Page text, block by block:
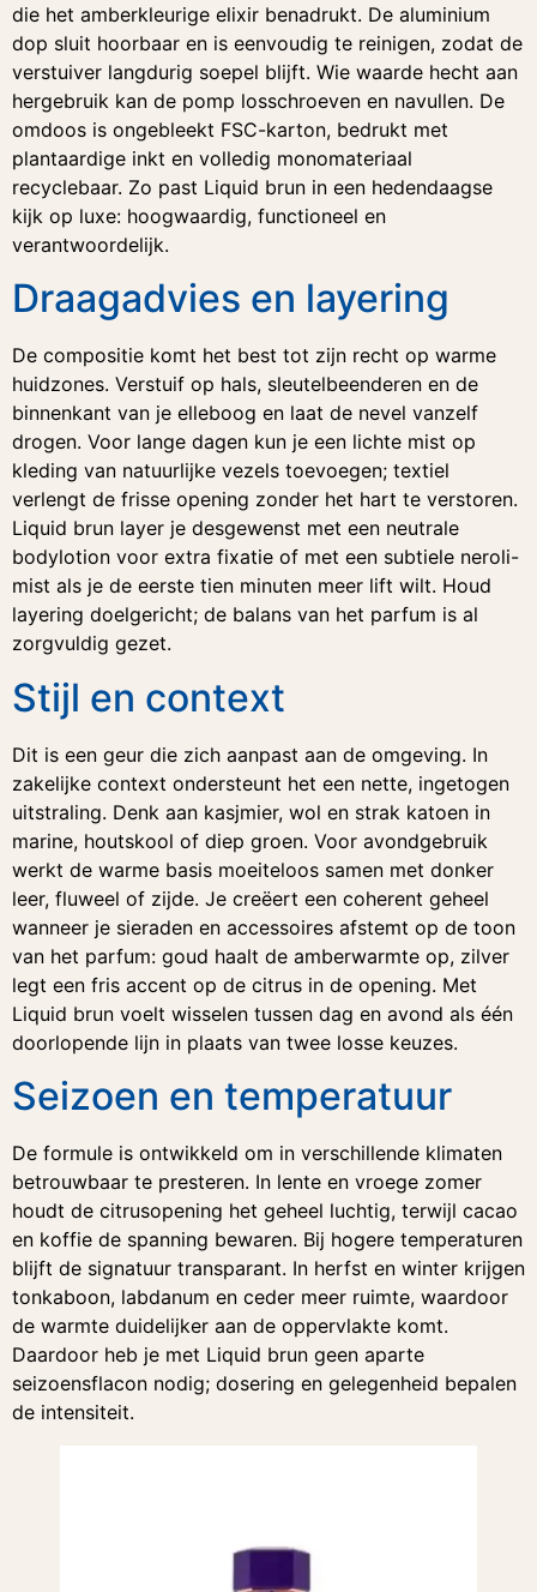
die het amberkleurige elixir benadrukt. De aluminium
dop sluit hoorbaar en is eenvoudig te reinigen, zodat de
verstuiver langdurig soepel blijft. Wie waarde hecht aan
hergebruik kan de pomp losschroeven en navullen. De
omdoos is ongebleekt FSC-karton, bedrukt met
plantaardige inkt en volledig monomateriaal
recyclebaar. Zo past Liquid brun in een hedendaagse
kijk op luxe: hoogwaardig, functioneel en
verantwoordelijk.
Draagadvies en layering
De compositie komt het best tot zijn recht op warme
huidzones. Verstuif op hals, sleutelbeenderen en de
binnenkant van je elleboog en laat de nevel vanzelf
drogen. Voor lange dagen kun je een lichte mist op
kleding van natuurlijke vezels toevoegen; textiel
verlengt de frisse opening zonder het hart te verstoren.
Liquid brun layer je desgewenst met een neutrale
bodylotion voor extra fixatie of met een subtiele neroli-
mist als je de eerste tien minuten meer lift wilt. Houd
layering doelgericht; de balans van het parfum is al
zorgvuldig gezet.
Stijl en context
Dit is een geur die zich aanpast aan de omgeving. In
zakelijke context ondersteunt het een nette, ingetogen
uitstraling. Denk aan kasjmier, wol en strak katoen in
marine, houtskool of diep groen. Voor avondgebruik
werkt de warme basis moeiteloos samen met donker
leer, fluweel of zijde. Je creëert een coherent geheel
wanneer je sieraden en accessoires afstemt op de toon
van het parfum: goud haalt de amberwarmte op, zilver
legt een fris accent op de citrus in de opening. Met
Liquid brun voelt wisselen tussen dag en avond als één
doorlopende lijn in plaats van twee losse keuzes.
Seizoen en temperatuur
De formule is ontwikkeld om in verschillende klimaten
betrouwbaar te presteren. In lente en vroege zomer
houdt de citrusopening het geheel luchtig, terwijl cacao
en koffie de spanning bewaren. Bij hogere temperaturen
blijft de signatuur transparant. In herfst en winter krijgen
tonkaboon, labdanum en ceder meer ruimte, waardoor
de warmte duidelijker aan de oppervlakte komt.
Daardoor heb je met Liquid brun geen aparte
seizoensflacon nodig; dosering en gelegenheid bepalen
de intensiteit.